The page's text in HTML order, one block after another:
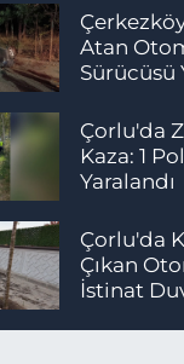
Yakalandı
Atan
Sürücüsü
Çorlu'da
Kaza: 1
Yaralandı
Çorlu'da
Çıkan
İstinat